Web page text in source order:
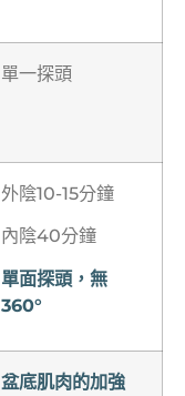
單一探頭
外陰10-15分鐘
內陰40分鐘
單面探頭，無
360°
盆底肌肉的加強